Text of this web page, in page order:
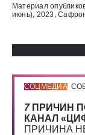
Использованные
Материал
июнь), 2023,
СОЦМЕДИА
7 ПРИЧИН
КАНАЛ
ПРИЧИНА